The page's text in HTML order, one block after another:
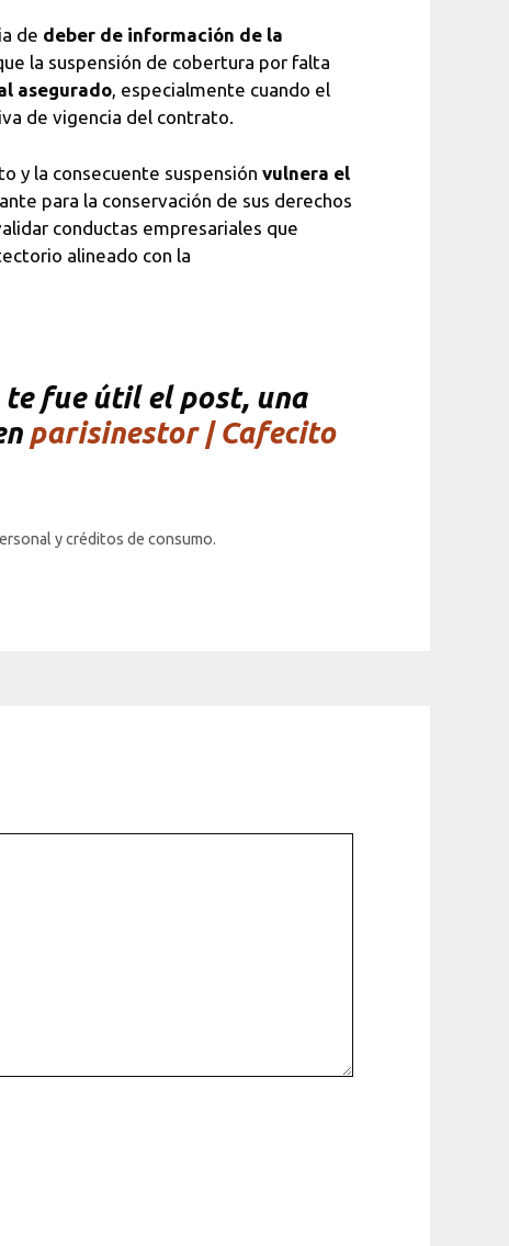
de deber de información de la
la suspensión de cobertura por falta
asegurado, especialmente cuando el
de vigencia del contrato.
y la consecuente suspensión vulnera el
para la conservación de sus derechos
conductas empresariales que
alineado con la
te fue útil el post, una
parisinestor | Cafecito
y créditos de consumo.